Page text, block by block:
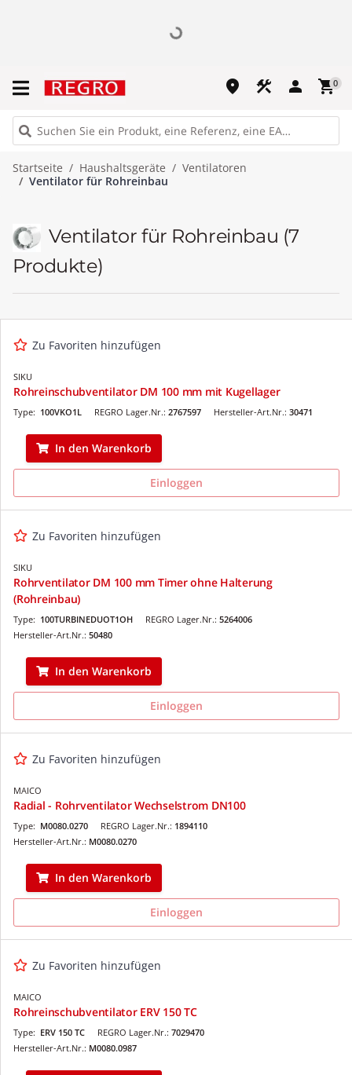
place construction person shopping_cart0
Startseite Haushaltsgeräte
Ventilatoren
Ventilator für Rohreinbau
Ventilator für Rohreinbau (7
Produkte)
Zu Favoriten hinzufügen
SIKU
Rohreinschubventilator DM 100 mm mit Kugellager
REGRO Lager.Nr.: 2767597
Type: 100VKO1L Hersteller-Art.Nr.: 30471
In den Warenkorb
Einloggen
Zu Favoriten hinzufügen
SIKU
Rohrventilator DM 100 mm Timer ohne Halterung
(Rohreinbau)
REGRO Lager.Nr.: 5264006
Type: 100TURBINEDUOT1OH
Hersteller-Art.Nr.: 50480
In den Warenkorb
Einloggen
Zu Favoriten hinzufügen
MAICO
Radial - Rohrventilator Wechselstrom DN100
REGRO Lager.Nr.: 1894110
Type: M0080.0270
Hersteller-Art.Nr.: M0080.0270
In den Warenkorb
Einloggen
Zu Favoriten hinzufügen
MAICO
Rohreinschubventilator ERV 150 TC
REGRO Lager.Nr.: 7029470
Type: ERV 150 TC
Hersteller-Art.Nr.: M0080.0987